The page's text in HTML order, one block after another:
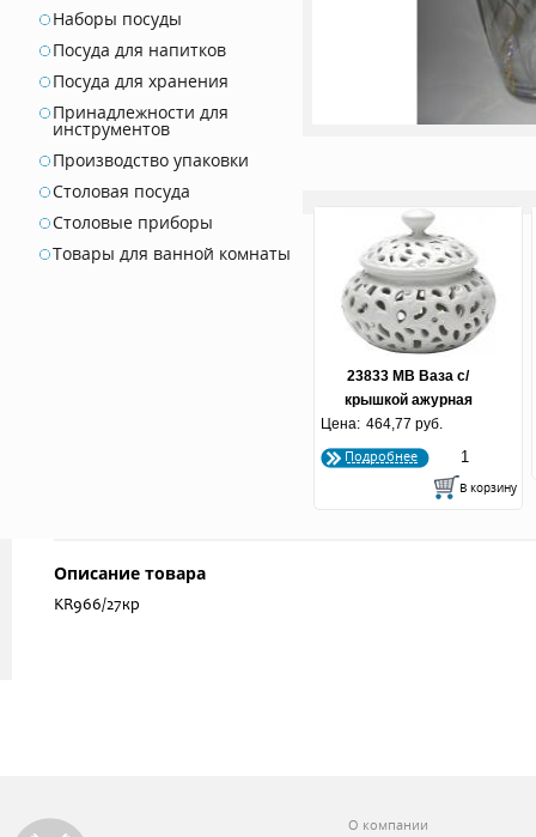
Наборы посуды
Посуда для напитков
Посуда для хранения
Принадлежности для
инструментов
Производство упаковки
Столовая посуда
Столовые приборы
Товары для ванной комнаты
23833 МВ Ваза с/
крышкой ажурная
11х11х10 см
Цена: 464,77 руб.
Подробнее
Описание товара
KR966/27кр
О компании